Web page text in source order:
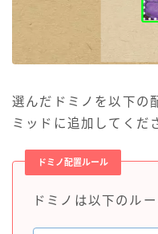
選んだドミノを以下の
ミッドに追加してくだ
ドミノ配置ルール
ドミノは以下のル